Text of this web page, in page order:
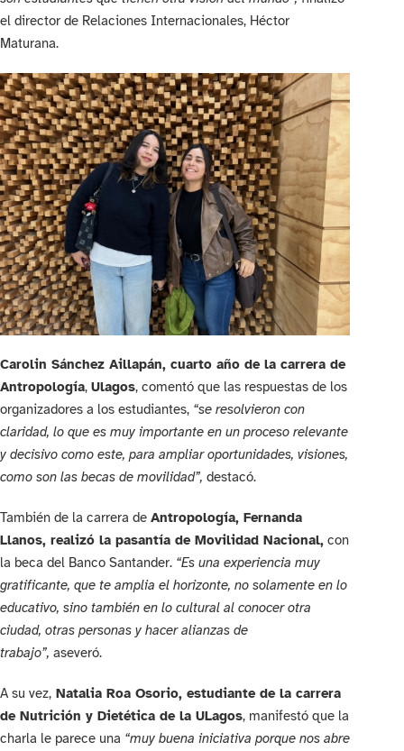
el director de Relaciones Internacionales, Héctor
Maturana.
Carolin Sánchez Aillapán, cuarto año de la carrera de
Antropología, Ulagos, comentó que las respuestas de los
organizadores a los estudiantes, “se resolvieron con
claridad, lo que es muy importante en un proceso relevante
y decisivo como este, para ampliar oportunidades, visiones,
como son las becas de movilidad”, destacó.
También de la carrera de Antropología, Fernanda
Llanos, realizó la pasantía de Movilidad Nacional, con
la beca del Banco Santander. “Es una experiencia muy
gratificante, que te amplia el horizonte, no solamente en lo
educativo, sino también en lo cultural al conocer otra
ciudad, otras personas y hacer alianzas de
trabajo”, aseveró.
A su vez, Natalia Roa Osorio, estudiante de la carrera
de Nutrición y Dietética de la ULagos, manifestó que la
charla le parece una “muy buena iniciativa porque nos abre